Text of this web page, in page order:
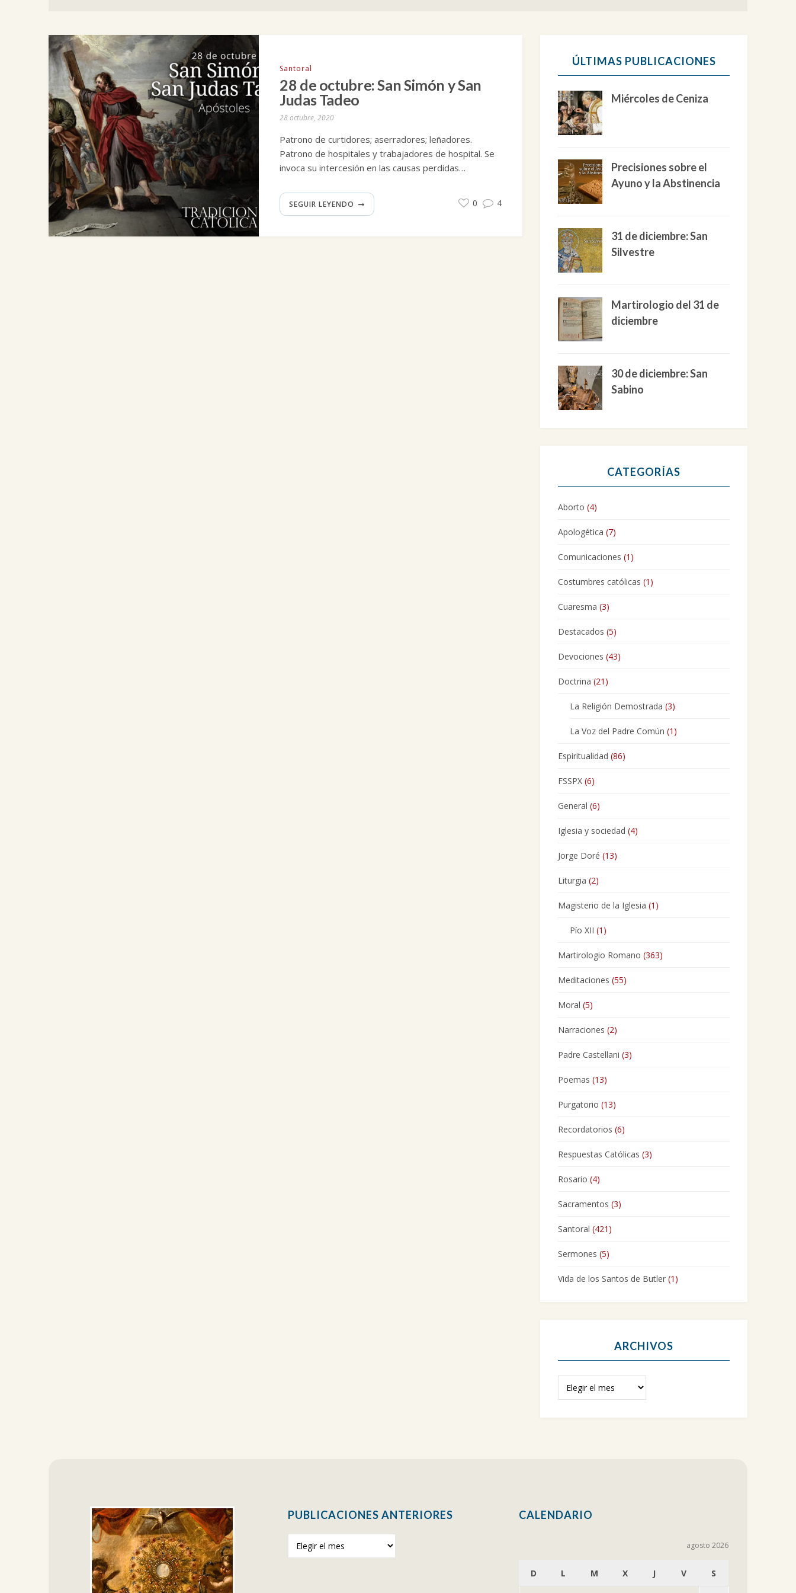
Santoral
28 de octubre: San Simón y San
Judas Tadeo
28 octubre, 2020
Patrono de curtidores; aserradores; leñadores.
Patrono de hospitales y trabajadores de hospital. Se
invoca su intercesión en las causas perdidas…
SEGUIR LEYENDO 0 4
ÚLTIMAS PUBLICACIONES
Miércoles de Ceniza
Precisiones sobre el
Ayuno y la Abstinencia
31 de diciembre: San
Silvestre
Martirologio del 31 de
diciembre
30 de diciembre: San
Sabino
CATEGORÍAS
Aborto (4)
Apologética (7)
Comunicaciones (1)
Costumbres católicas (1)
Cuaresma (3)
Destacados (5)
Devociones (43)
Doctrina (21)
La Religión Demostrada (3)
La Voz del Padre Común (1)
Espiritualidad (86)
FSSPX (6)
General (6)
Iglesia y sociedad (4)
Jorge Doré (13)
Liturgia (2)
Magisterio de la Iglesia (1)
Pío XII (1)
Martirologio Romano (363)
Meditaciones (55)
Moral (5)
Narraciones (2)
Padre Castellani (3)
Poemas (13)
Purgatorio (13)
Recordatorios (6)
Respuestas Católicas (3)
Rosario (4)
Sacramentos (3)
Santoral (421)
Sermones (5)
Vida de los Santos de Butler (1)
ARCHIVOS
PUBLICACIONES ANTERIORES
anteriores
CALENDARIO
agosto 2026
D L M X J V S